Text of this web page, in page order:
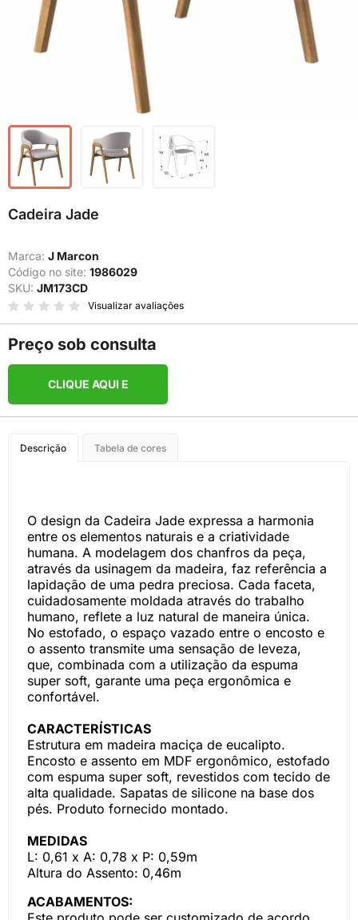
Cadeira Jade
Marca: J Marcon
Código no site: 1986029
SKU: JM173CD
Visualizar avaliações
Preço sob consulta
CLIQUE AQUI E
Descrição Tabela de cores
O design da Cadeira Jade expressa a harmonia
entre os elementos naturais e a criatividade
humana. A modelagem dos chanfros da peça,
através da usinagem da madeira, faz referência a
lapidação de uma pedra preciosa. Cada faceta,
cuidadosamente moldada através do trabalho
humano, reflete a luz natural de maneira única.
No estofado, o espaço vazado entre o encosto e
o assento transmite uma sensação de leveza,
que, combinada com a utilização da espuma
super soft, garante uma peça ergonômica e
confortável.
CARACTERÍSTICAS
Estrutura em madeira maciça de eucalipto.
Encosto e assento em MDF ergonômico, estofado
com espuma super soft, revestidos com tecido de
alta qualidade. Sapatas de silicone na base dos
pés. Produto fornecido montado.
MEDIDAS
L: 0,61 x A: 0,78 x P: 0,59m
Altura do Assento: 0,46m
ACABAMENTOS: